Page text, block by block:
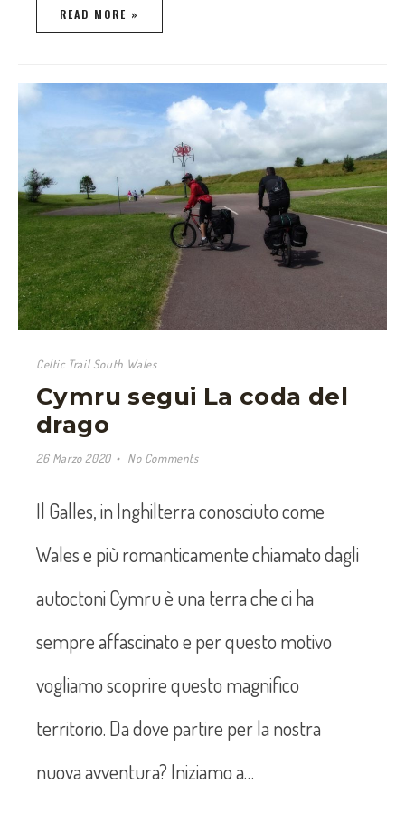
READ MORE »
Celtic Trail South Wales
Cymru segui La coda del
drago
26 Marzo 2020 No Comments
Il Galles, in Inghilterra conosciuto come
Wales e più romanticamente chiamato dagli
autoctoni Cymru è una terra che ci ha
sempre affascinato e per questo motivo
vogliamo scoprire questo magnifico
territorio. Da dove partire per la nostra
nuova avventura? Iniziamo a…